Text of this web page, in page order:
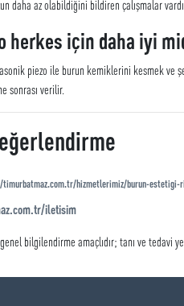
daha az olabildiğini bildiren çalışmalar
herkes için daha iyi
piezo ile burun kemiklerini kesmek
sonrası verilir.
hizmetlerimiz/burun-estetigi-
iletisim
bilgilendirme amaçlıdır; tanı ve tedavi